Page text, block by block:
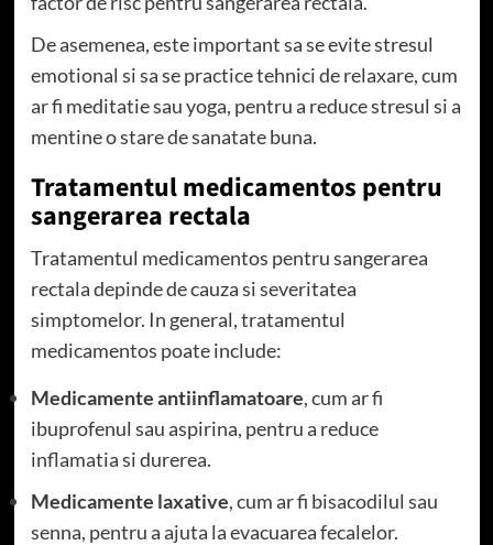
De asemenea, este important sa se evite stresul
emotional si sa se practice tehnici de relaxare, cum
ar fi meditatie sau yoga, pentru a reduce stresul si a
mentine o stare de sanatate buna.
Tratamentul medicamentos pentru
sangerarea rectala
Tratamentul medicamentos pentru sangerarea
rectala depinde de cauza si severitatea
simptomelor. In general, tratamentul
medicamentos poate include:
Medicamente antiinflamatoare, cum ar fi
ibuprofenul sau aspirina, pentru a reduce
inflamatia si durerea.
Medicamente laxative, cum ar fi bisacodilul sau
senna, pentru a ajuta la evacuarea fecalelor.